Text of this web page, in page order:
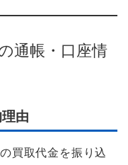
通帳・口座情
由
買取代金を振り込